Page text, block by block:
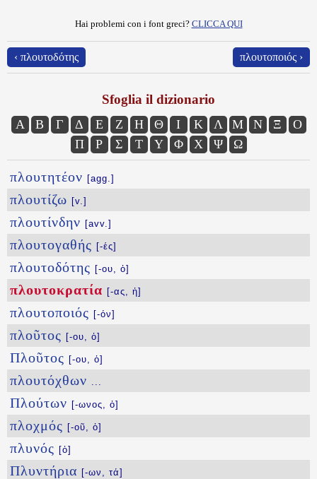
Hai problemi con i font greci? CLICCA QUI
‹ πλουτοδότης πλουτοποιός ›
Sfoglia il dizionario
Α Β Γ Δ Ε Ζ Η Θ Ι Κ Λ Μ Ν Ξ
Ο
Π
Ρ Σ Τ Υ Φ Χ Ψ Ω
πλουτητέον [agg.]
πλουτίζω [v.]
πλουτίνδην [avv.]
πλουτογαθής [-ές]
πλουτοδότης [-ου, ὁ]
πλουτοκρατία [-ας, ἡ]
πλουτοποιός [-όν]
πλοῦτος [-ου, ὁ]
Πλοῦτος [-ου, ὁ]
πλουτόχθων ...
Πλούτων [-ωνος, ὁ]
πλοχμός [-οῦ, ὁ]
πλυνός [ὁ]
Πλυντήρια [-ων, τά]